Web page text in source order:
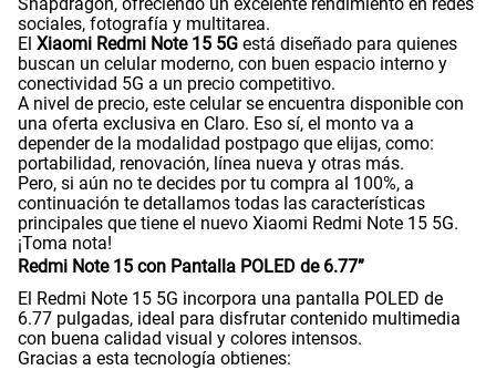
Procesador Qualcomm 6 Gen 3
Tamaño de Pantalla
WiFI
Peso 178gr
sociales, fotografía y multitarea.
El Xiaomi Redmi Note 15 5G está diseñado para quienes
buscan un celular moderno, con buen espacio interno y
conectividad 5G a un precio competitivo.
A nivel de precio, este celular se encuentra disponible con
una oferta exclusiva en Claro. Eso sí, el monto va a
depender de la modalidad postpago que elijas, como:
portabilidad, renovación, línea nueva y otras más.
Pero, si aún no te decides por tu compra al 100%, a
continuación te detallamos todas las características
principales que tiene el nuevo Xiaomi Redmi Note 15 5G.
¡Toma nota!
Redmi Note 15 con Pantalla POLED de 6.77”
El Redmi Note 15 5G incorpora una pantalla POLED de
6.77 pulgadas, ideal para disfrutar contenido multimedia
con buena calidad visual y colores intensos.
Gracias a esta tecnología obtienes: